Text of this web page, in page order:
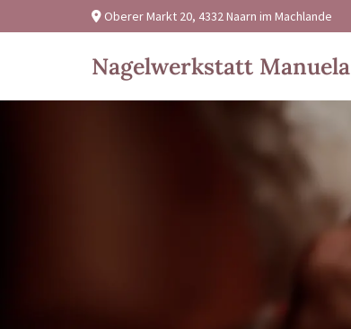
 Oberer Markt 20, 4332 Naarn im Machlande
Nagelwerkstatt Manuela